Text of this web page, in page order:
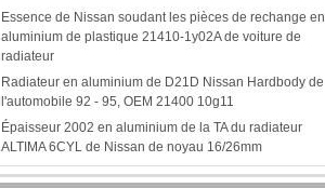
Essence de Nissan soudant les pièces de rechange en
aluminium de plastique 21410-1y02A de voiture de
radiateur
Radiateur en aluminium de D21D Nissan Hardbody de
l'automobile 92 - 95, OEM 21400 10g11
Épaisseur 2002 en aluminium de la TA du radiateur
ALTIMA 6CYL de Nissan de noyau 16/26mm